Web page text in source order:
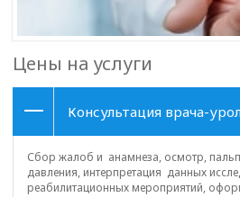
Цены на услуги
Консультация врача-
Сбор жалоб и анамнеза, осмотр,
давления, интерпретация данных
реабилитационных мероприятий,